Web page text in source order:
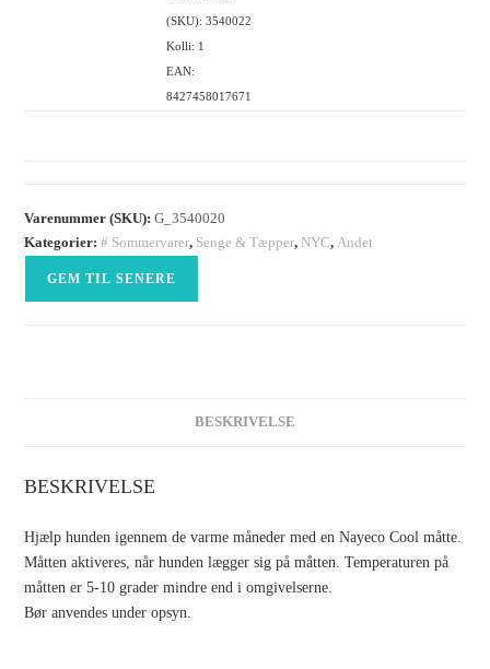
(SKU): 3540022
Kolli: 1
EAN:
8427458017671
Varenummer (SKU):G_3540020
Kategorier:# Sommervarer, Senge & Tæpper, NYC,Andet
GEM TIL SENERE
BESKRIVELSE
BESKRIVELSE
Hjælp hunden igennem de varme måneder med en Nayeco Cool måtte.
Måtten aktiveres, når hunden lægger sig på måtten. Temperaturen på
måtten er 5-10 grader mindre end i omgivelserne.
Bør anvendes under opsyn.